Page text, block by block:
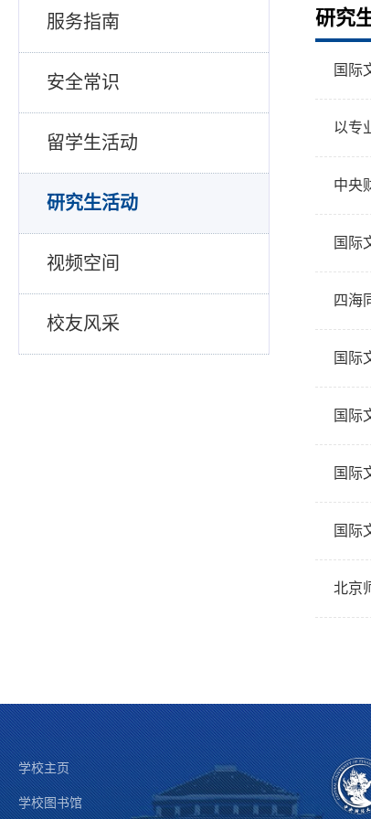
服务指南
安全常识
留学生活动
研究生活动
视频空间
校友风采
研究
国际
以专
中央
国际
四海
国际
国际
国际
国际
北京
学校主页
学校图书馆